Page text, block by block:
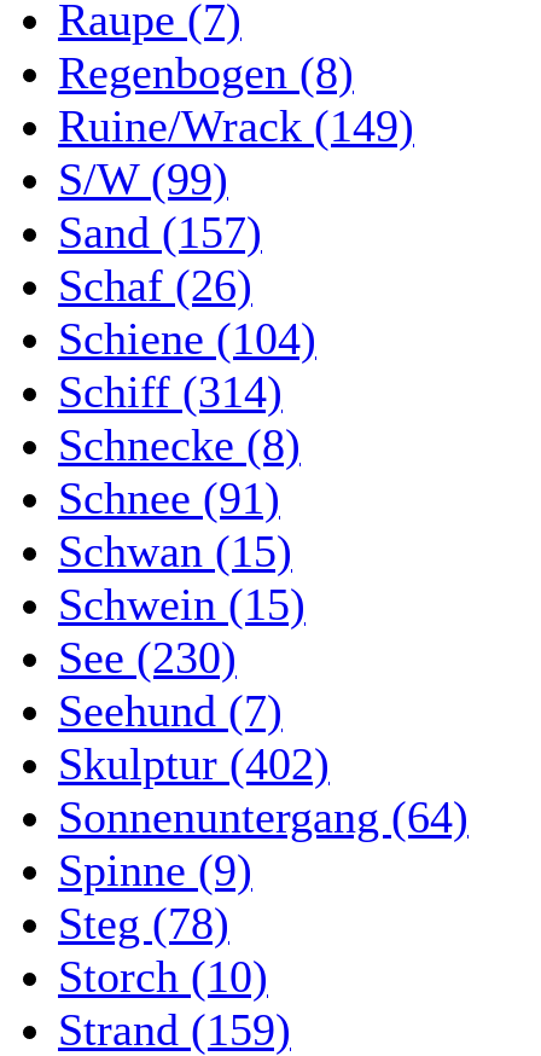
Raupe (7)
Regenbogen (8)
Ruine/Wrack (149)
S/W (99)
Sand (157)
Schaf (26)
Schiene (104)
Schiff (314)
Schnecke (8)
Schnee (91)
Schwan (15)
Schwein (15)
See (230)
Seehund (7)
Skulptur (402)
Sonnenuntergang (64)
Spinne (9)
Steg (78)
Storch (10)
Strand (159)